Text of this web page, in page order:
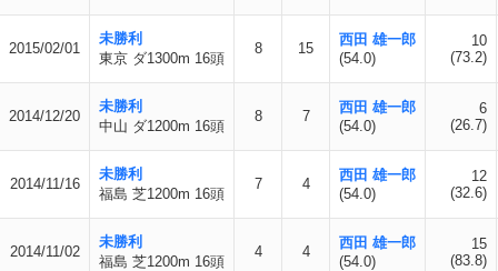
2015/02/01
未勝利
東京 ダ1300m 16頭
8 15
西田 雄一郎
(54.0)
10
(73.2)
2014/12/20
未勝利
中山 ダ1200m 16頭
8 7
西田 雄一郎
(54.0)
6
(26.7)
2014/11/16
未勝利
福島 芝1200m 16頭
7 4
西田 雄一郎
(54.0)
12
(32.6)
2014/11/02
未勝利
福島 芝1200m 16頭
4 4
西田 雄一郎
(54.0)
15
(83.8)